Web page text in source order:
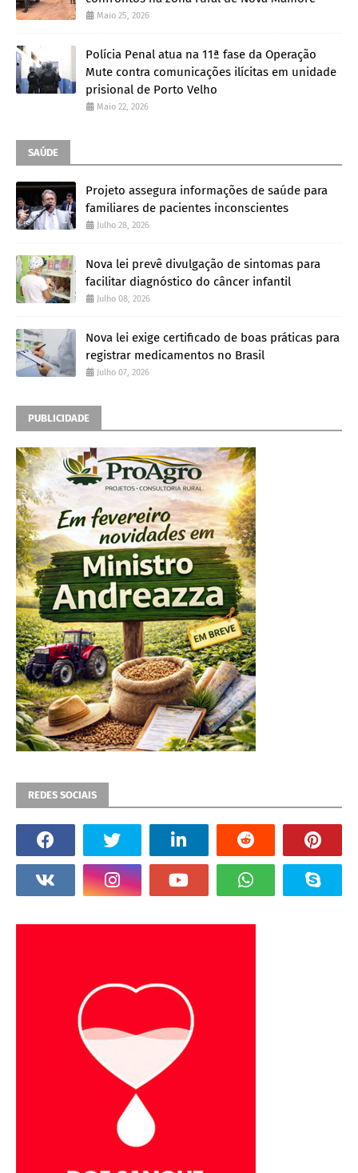
Maio 25, 2026
Polícia Penal atua na 11ª fase da Operação
Mute contra comunicações ilícitas em unidade
prisional de Porto Velho
Maio 22, 2026
SAÚDE
Projeto assegura informações de saúde para
familiares de pacientes inconscientes
Julho 28, 2026
Nova lei prevê divulgação de sintomas para
facilitar diagnóstico do câncer infantil
Julho 08, 2026
Nova lei exige certificado de boas práticas para
registrar medicamentos no Brasil
Julho 07, 2026
PUBLICIDADE
REDES SOCIAIS